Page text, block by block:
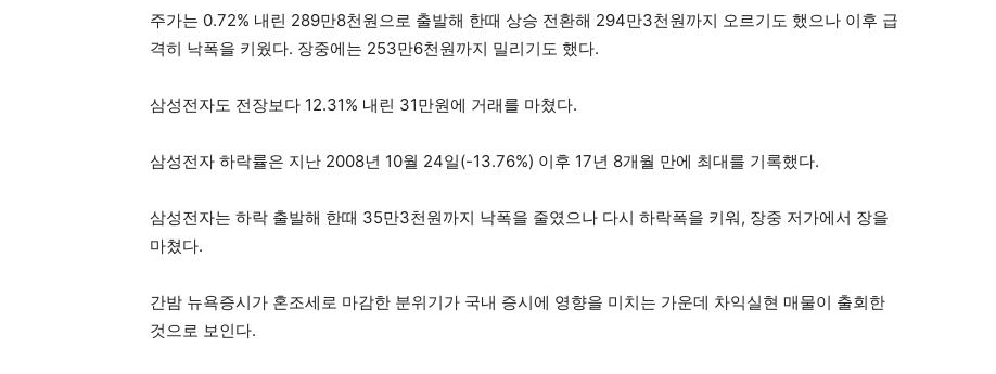
주가는 0.72% 내린 289만8천원으로 출발해 한때 상승 전환해 294만3천원까지 오르기도 했으나 이후 급
격히 낙폭을 키웠다. 장중에는 253만6천원까지 밀리기도 했다.
삼성전자도 전장보다 12.31% 내린 31만원에 거래를 마쳤다.
삼성전자 하락률은 지난 2008년 10월 24일(-13.76%) 이후 17년 8개월 만에 최대를 기록했다.
삼성전자는 하락 출발해 한때 35만3천원까지 낙폭을 줄였으나 다시 하락폭을 키워, 장중 저가에서 장을
마쳤다.
간밤 뉴욕증시가 혼조세로 마감한 분위기가 국내 증시에 영향을 미치는 가운데 차익실현 매물이 출회한
것으로 보인다.